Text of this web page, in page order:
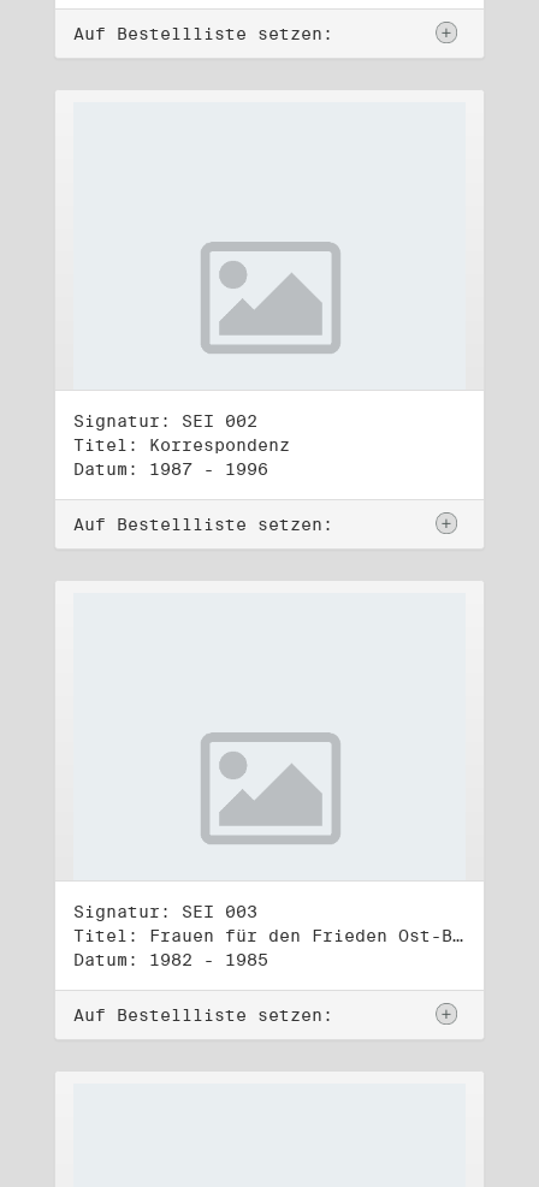
Auf Bestellliste setzen:
Signatur: SEI 002
Titel: Korrespondenz
Datum: 1987 - 1996
Auf Bestellliste setzen:
Signatur: SEI 003
Titel: Frauen für den Frieden Ost-Berlin (1)
Datum: 1982 - 1985
Auf Bestellliste setzen: